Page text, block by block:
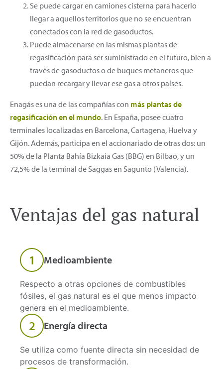
Se puede cargar en camiones cisterna para hacerlo
llegar a aquellos territorios que no se encuentran
conectados con la red de gasoductos.
Puede almacenarse en las mismas plantas de
regasificación para ser suministrado en el futuro, bien a
través de gasoductos o de buques metaneros que
puedan recargar y llevar ese gas a otros países.
Enagás es una de las compañías con más plantas de
regasificación en el mundo. En España, posee cuatro
terminales localizadas en Barcelona, Cartagena, Huelva y
Gijón. Además, participa en el accionariado de otras dos: un
50% de la Planta Bahía Bizkaia Gas (BBG) en Bilbao, y un
72,5% de la terminal de Saggas en Sagunto (Valencia).
Ventajas del gas natural
1 Medioambiente
Respecto a otras opciones de combustibles
fósiles, el gas natural es el que menos impacto
genera en el medioambiente.
2 Energía directa
Se utiliza como fuente directa sin necesidad de
procesos de transformación.